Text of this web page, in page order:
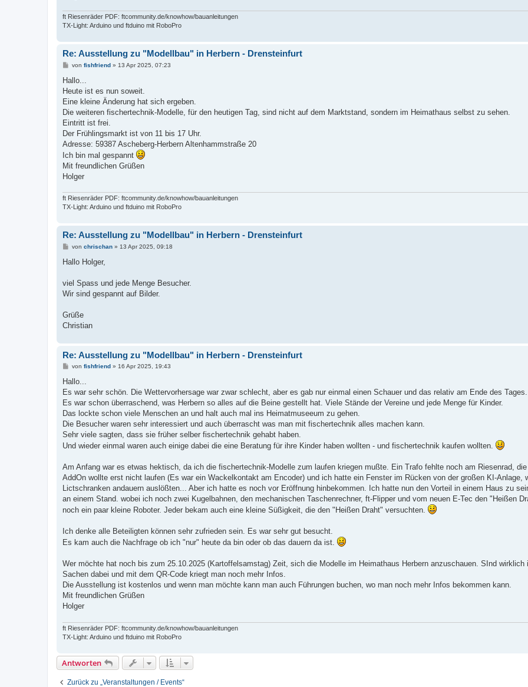
ft Riesenräder PDF: ftcommunity.de/knowhow/bauanleitungen
TX-Light: Arduino und ftduino mit RoboPro
Re: Ausstellung zu "Modellbau" in Herbern - Drensteinfurt
B
i
r
a
von fishfriend» 13 Apr 2025, 07:23
Hallo...
Heute ist es nun soweit.
Eine kleine Änderung hat sich ergeben.
Die weiteren fischertechnik-Modelle, für den heutigen Tag, sind nicht auf dem Marktstand, sondern im Heimathaus selbst zu sehen.
Eintritt ist frei.
Der Frühlingsmarkt ist von 11 bis 17 Uhr.
Adresse: 59387 Ascheberg-Herbern Altenhammstraße 20
Ich bin mal gespannt
Mit freundlichen Grüßen
Holger
ft Riesenräder PDF: ftcommunity.de/knowhow/bauanleitungen
TX-Light: Arduino und ftduino mit RoboPro
Re: Ausstellung zu "Modellbau" in Herbern - Drensteinfurt
B
i
a
von chrischan» 13 Apr 2025, 09:18
Hallo Holger,
viel Spass und jede Menge Besucher.
Wir sind gespannt auf Bilder.
Grüße
Christian
Re: Ausstellung zu "Modellbau" in Herbern - Drensteinfurt
B
i
r
a
von fishfriend » 16 Apr 2025, 19:43
Hallo...
Es war sehr schön. Die Wettervorhersage war zwar schlecht, aber es gab nur einmal einen Schauer und das relativ am Ende des Tages.
Es war schon überraschend, was Herbern so alles auf die Beine gestellt hat. Viele Stände der Vereine und jede Menge für Kinder.
Das lockte schon viele Menschen an und halt auch mal ins Heimatmuseeum zu gehen.
Die Besucher waren sehr interessiert und auch überrascht was man mit fischertechnik alles machen kann.
Sehr viele sagten, dass sie früher selber fischertechnik gehabt haben.
Und wieder einmal waren auch einige dabei die eine Beratung für ihre Kinder haben wollten - und fischertechnik kaufen wollten.
Am Anfang war es etwas hektisch, da ich die fischertechnik-Modelle zum laufen kriegen mußte. Ein Trafo fehlte noch am Riesenrad, die
AddOn wollte erst nicht laufen (Es war ein Wackelkontakt am Encoder) und ich hatte ein Fenster im Rücken von der großen KI-Anlage,
Lictschranken andauern auslößten... Aber ich hatte es noch vor Eröffnung hinbekommen. Ich hatte nun den Vorteil in einem Haus zu
an einem Stand. wobei ich noch zwei Kugelbahnen, den mechanischen Taschenrechner, ft-Flipper und vom neuen E-Tec den "Heißen
noch ein paar kleine Roboter. Jeder bekam auch eine kleine Süßigkeit, die den "Heißen Draht" versuchten.
Ich denke alle Beteiligten können sehr zufrieden sein. Es war sehr gut besucht.
Es kam auch die Nachfrage ob ich "nur" heute da bin oder ob das dauern da ist.
Wer möchte hat noch bis zum 25.10.2025 (Kartoffelsamstag) Zeit, sich die Modelle im Heimathaus Herbern anzuschauen. SInd wirklich
Sachen dabei und mit dem QR-Code kriegt man noch mehr Infos.
Die Ausstellung ist kostenlos und wenn man möchte kann man auch Führungen buchen, wo man noch mehr Infos bekommen kann.
Mit freundlichen Grüßen
Holger
ft Riesenräder PDF: ftcommunity.de/knowhow/bauanleitungen
TX-Light: Arduino und ftduino mit RoboPro
Antworten
Zurück zu „Veranstaltungen / Events“